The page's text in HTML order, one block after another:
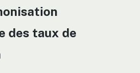
des taux de